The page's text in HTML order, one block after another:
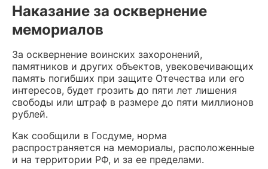
Наказание за осквернение
мемориалов
За осквернение воинских захоронений,
памятников и других объектов, увековечивающих
память погибших при защите Отечества или его
интересов, будет грозить до пяти лет лишения
свободы или штраф в размере до пяти миллионов
рублей.
Как сообщили в Госдуме, норма
распространяется на мемориалы, расположенные
и на территории РФ, и за ее пределами.